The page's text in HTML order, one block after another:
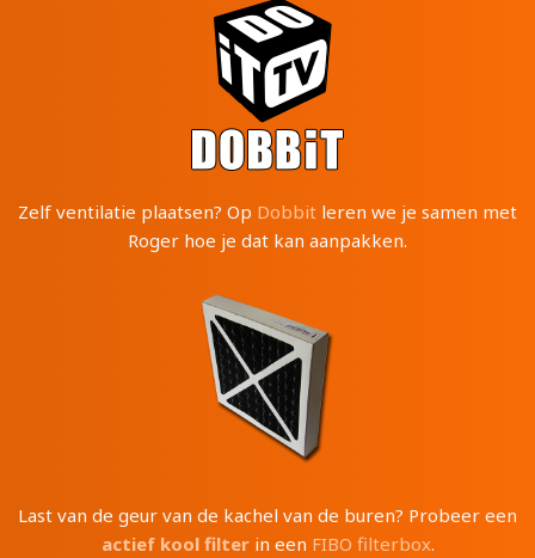
Zelf ventilatie plaatsen? Op Dobbit leren we je samen met
Roger hoe je dat kan aanpakken.
Last van de geur van de kachel van de buren? Probeer een
actief kool filterin een FIBO filterbox.